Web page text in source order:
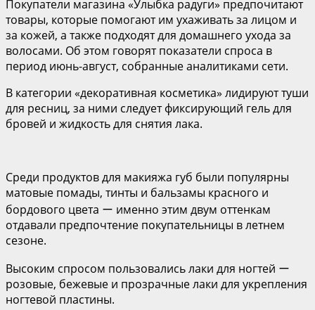
Покупатели магазина «Улыбка радуги» предпочитают
товары, которые помогают им ухаживать за лицом и
за кожей, а также подходят для домашнего ухода за
волосами. Об этом говорят показатели спроса в
период июнь-август, собранные аналитиками сети.
В категории «декоративная косметика» лидируют туши
для ресниц, за ними следует фиксирующий гель для
бровей и жидкость для снятия лака.
Среди продуктов для макияжа губ были популярны
матовые помады, тинты и бальзамы красного и
бордового цвета ー именно этим двум оттенкам
отдавали предпочтение покупательницы в летнем
сезоне.
Высоким спросом пользовались лаки для ногтей ー
розовые, бежевые и прозрачные лаки для укрепления
ногтевой пластины.